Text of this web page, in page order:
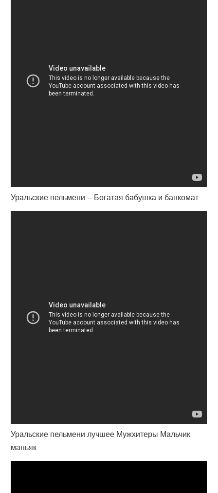
Уральские пельмени -- Богатая бабушка и банкомат
Уральские пельмени лучшее Мужхитеры Мальчик
маньяк